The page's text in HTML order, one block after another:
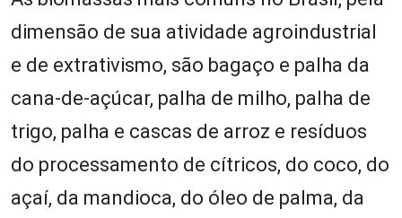
dimensão de sua atividade agroindustrial
e de extrativismo, são bagaço e palha da
cana-de-açúcar, palha de milho, palha de
trigo, palha e cascas de arroz e resíduos
do processamento de cítricos, do coco, do
açaí, da mandioca, do óleo de palma, da